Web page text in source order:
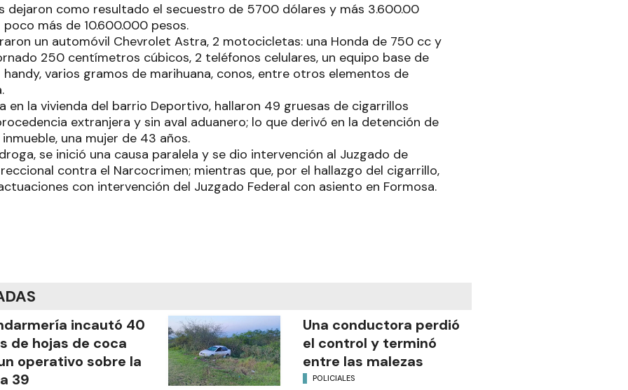
dejaron como resultado el secuestro de 5700 dólares y más 3.600.00
más de 10.600.000 pesos.
un automóvil Chevrolet Astra, 2 motocicletas: una Honda de 750 cc y
250 centímetros cúbicos, 2 teléfonos celulares, un equipo base de
handy, varios gramos de marihuana, conos, entre otros elementos de
en la vivienda del barrio Deportivo, hallaron 49 gruesas de cigarrillos
extranjera y sin aval aduanero; lo que derivó en la detención de
una mujer de 43 años.
se inició una causa paralela y se dio intervención al Juzgado de
contra el Narcocrimen; mientras que, por el hallazgo del cigarrillo,
con intervención del Juzgado Federal con asiento en Formosa.
incautó 40
de hojas de coca
operativo sobre la
39
Una conductora perdió
el control y terminó
entre las malezas
POLICIALES